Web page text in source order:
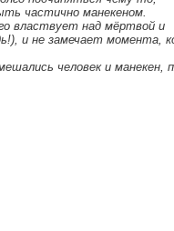
частично манекеном.
властвует над мёртвой и
и не замечает момента,
человек и манекен,